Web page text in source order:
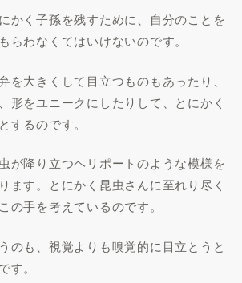
かく子孫を残すために、自分のことを
らわなくてはいけないのです。
を大きくして目立つものもあったり、
形をユニークにしたりして、とにかく
するのです。
が降り立つヘリポートのような模様を
ます。とにかく昆虫さんに至れり尽く
の手を考えているのです。
のも、視覚よりも嗅覚的に目立とうと
す。